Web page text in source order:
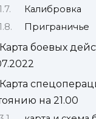
Калибровка
Приграничье
Карта боевых
Карта
на 21.00